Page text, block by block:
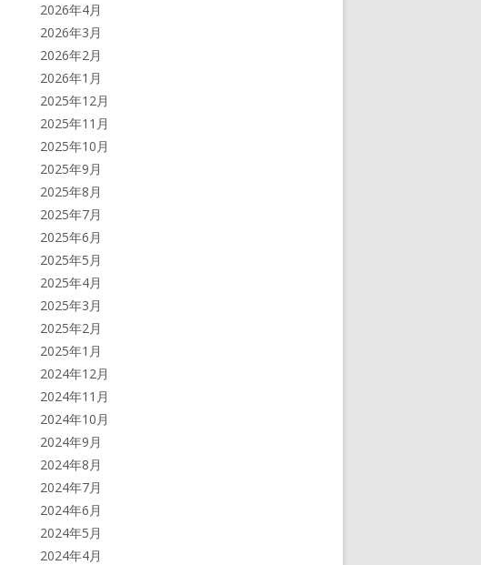
2026年4月
2026年3月
2026年2月
2026年1月
2025年12月
2025年11月
2025年10月
2025年9月
2025年8月
2025年7月
2025年6月
2025年5月
2025年4月
2025年3月
2025年2月
2025年1月
2024年12月
2024年11月
2024年10月
2024年9月
2024年8月
2024年7月
2024年6月
2024年5月
2024年4月